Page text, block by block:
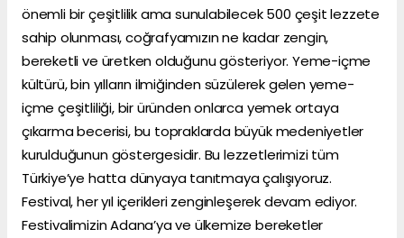
önemli bir çeşitlilik ama sunulabilecek 500 çeşit lezzete
sahip olunması, coğrafyamızın ne kadar zengin,
bereketli ve üretken olduğunu gösteriyor. Yeme-içme
kültürü, bin yılların ilmiğinden süzülerek gelen yeme-
içme çeşitliliği, bir üründen onlarca yemek ortaya
çıkarma becerisi, bu topraklarda büyük medeniyetler
kurulduğunun göstergesidir. Bu lezzetlerimizi tüm
Türkiye’ye hatta dünyaya tanıtmaya çalışıyoruz.
Festival, her yıl içerikleri zenginleşerek devam ediyor.
Festivalimizin Adana’ya ve ülkemize bereketler